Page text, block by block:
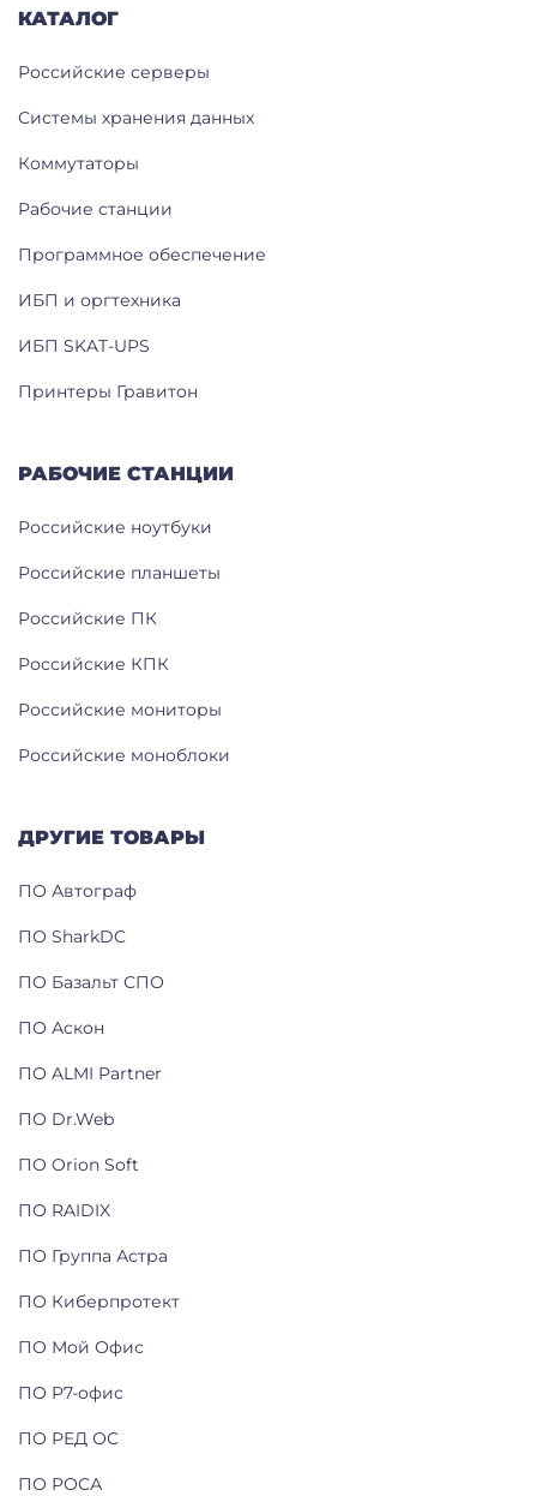
КАТАЛОГ
Российские серверы
Системы хранения данных
Коммутаторы
Рабочие станции
Программное обеспечение
ИБП и оргтехника
ИБП SKAT-UPS
Принтеры Гравитон
РАБОЧИЕ СТАНЦИИ
Российские ноутбуки
Российские планшеты
Российские ПК
Российские КПК
Российские мониторы
Российские моноблоки
ДРУГИЕ ТОВАРЫ
ПО Автограф
ПО SharkDC
ПО Базальт СПО
ПО Аскон
ПО ALMI Partner
ПО Dr.Web
ПО Orion Soft
ПО RAIDIX
ПО Группа Астра
ПО Киберпротект
ПО Мой Офис
ПО Р7-офис
ПО РЕД ОС
ПО РОСА